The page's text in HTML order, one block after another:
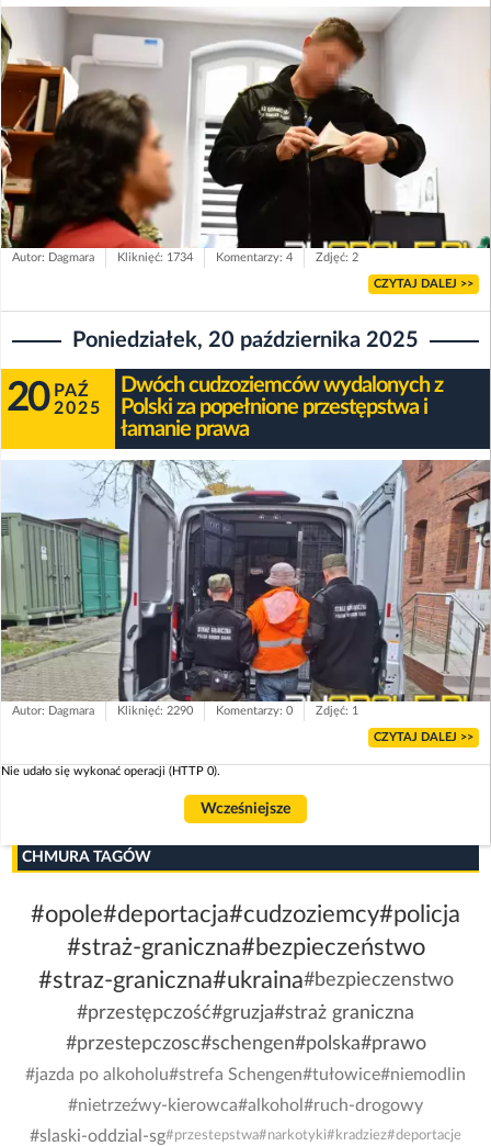
Autor: Dagmara Kliknięć: 1734 Komentarzy: 4 Zdjęć: 2
CZYTAJ DALEJ >>
Poniedziałek, 20 października 2025
20 PAŹ
2025
Dwóch cudzoziemców wydalonych z
Polski za popełnione przestępstwa i
łamanie prawa
Autor: Dagmara Kliknięć: 2290 Komentarzy: 0 Zdjęć: 1
CZYTAJ DALEJ >>
Nie udało się wykonać operacji (HTTP 0).
Wcześniejsze
CHMURA TAGÓW
#opole#deportacja#cudzoziemcy#policja
#straż-graniczna#bezpieczeństwo
#straz-graniczna#ukraina#bezpieczenstwo
#przestępczość#gruzja#straż graniczna
#przestepczosc#schengen#polska#prawo
#jazda po alkoholu#strefa Schengen#tułowice#niemodlin
#nietrzeźwy-kierowca#alkohol #ruch-drogowy
#slaski-oddzial-sg#przestepstwa#narkotyki#kradziez#deportacje